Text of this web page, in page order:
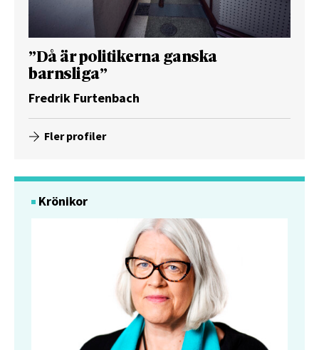
”Då är politikerna ganska
barnsliga”
Fredrik Furtenbach
Fler profiler
Krönikor